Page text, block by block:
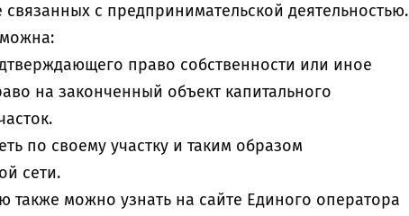
с предпринимательской деятельностью.
право собственности или иное
на законченный объект капитального
по своему участку и таким образом
сети.
можно узнать на сайте Единого оператора